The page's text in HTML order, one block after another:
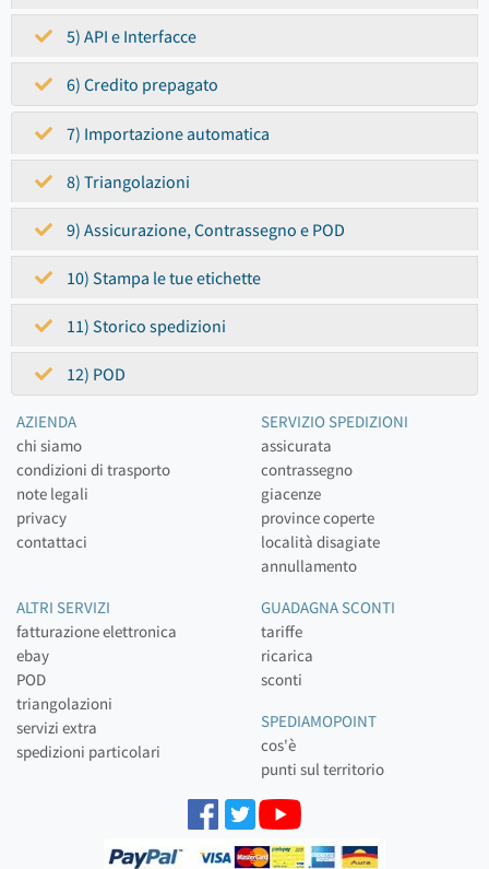
5) API e Interfacce
6) Credito prepagato
7) Importazione automatica
8) Triangolazioni
9) Assicurazione, Contrassegno e POD
10) Stampa le tue etichette
11) Storico spedizioni
12) POD
AZIENDA
chi siamo
condizioni di trasporto
note legali
privacy
contattaci
SERVIZIO SPEDIZIONI
assicurata
contrassegno
giacenze
province coperte
località disagiate
annullamento
ALTRI SERVIZI
fatturazione elettronica
ebay
POD
triangolazioni
servizi extra
spedizioni particolari
GUADAGNA SCONTI
tariffe
ricarica
sconti
SPEDIAMOPOINT
cos'è
punti sul territorio